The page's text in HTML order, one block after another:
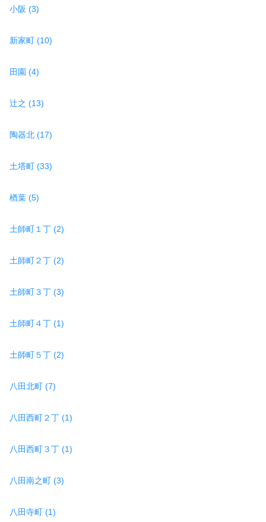
小阪 (3)
新家町 (10)
田園 (4)
辻之 (13)
陶器北 (17)
土塔町 (33)
楢葉 (5)
土師町１丁 (2)
土師町２丁 (2)
土師町３丁 (3)
土師町４丁 (1)
土師町５丁 (2)
八田北町 (7)
八田西町２丁 (1)
八田西町３丁 (1)
八田南之町 (3)
八田寺町 (1)